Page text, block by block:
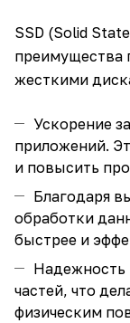
SSD (Solid
преимущества
жесткими
Ускорение
приложений.
и повысить
Благодаря
обработки
быстрее и
Надежность
частей, что
физическим